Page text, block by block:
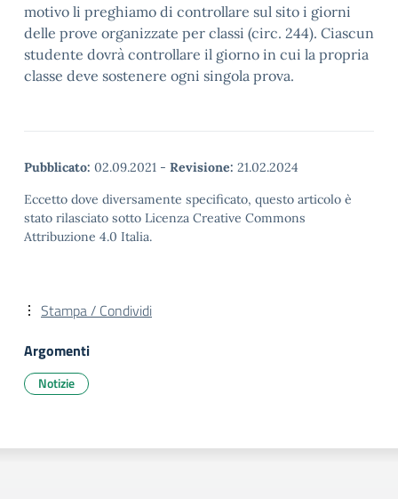
motivo li preghiamo di controllare sul sito i giorni
delle prove organizzate per classi (circ. 244). Ciascun
studente dovrà controllare il giorno in cui la propria
classe deve sostenere ogni singola prova.
Pubblicato: 02.09.2021 - Revisione: 21.02.2024
Eccetto dove diversamente specificato, questo articolo è
stato rilasciato sotto Licenza Creative Commons
Attribuzione 4.0 Italia.
Stampa / Condividi
Argomenti
Notizie